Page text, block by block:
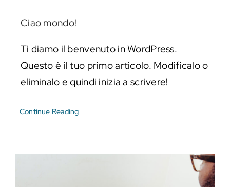
Ciao mondo!
Ti diamo il benvenuto in WordPress.
Questo è il tuo primo articolo. Modificalo o
eliminalo e quindi inizia a scrivere!
Continue Reading